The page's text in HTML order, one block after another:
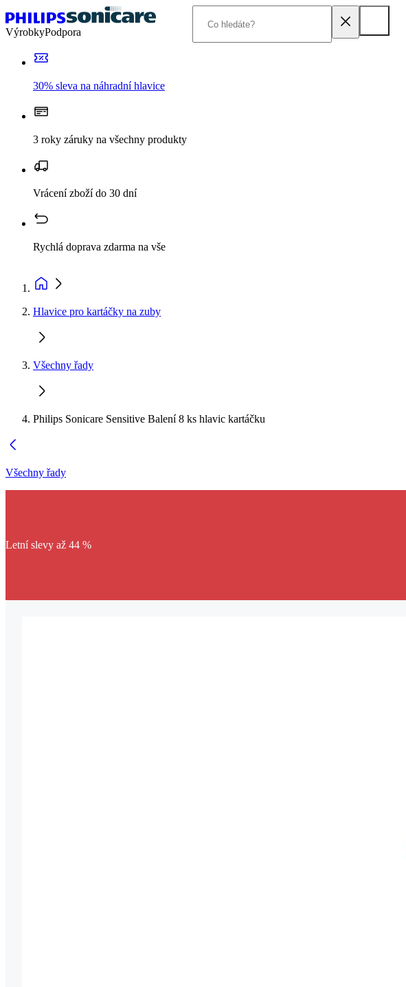
VýrobkyPodpora
30% sleva na náhradní hlavice
3 roky záruky na všechny produkty
Vrácení zboží do 30 dní
Rychlá doprava zdarma na vše
Hlavice pro kartáčky na zuby
Všechny řady
Philips Sonicare Sensitive Balení 8 ks hlavic kartáčku
Všechny řady
Letní slevy až 44 %